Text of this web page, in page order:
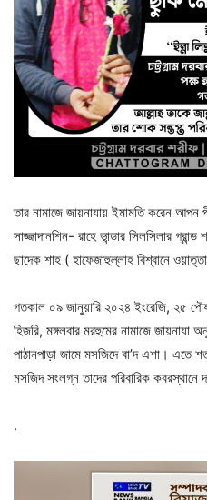
তার নামাজে জায়নাযায় ইমামতি করেন আপন
সাজ্জাদানশিন- রাহে ভান্ডার সিলসিলার
ছাদেক শাহ ( হাফেজাহুল্লাহ বিশ্বানে
গতকাল ০৯ জানুয়ারি ২০২৪ ইংরেজি, ২৫
হিজরি, মঙ্গলবার মরহুমের নামাজে জায়নাযা
পাঠানপাড়া জামে মসজিদে বা’দ এশা। এতে
মসজিদ সংলগ্ন তাদের পরিবারিক কবরস্থানে
.